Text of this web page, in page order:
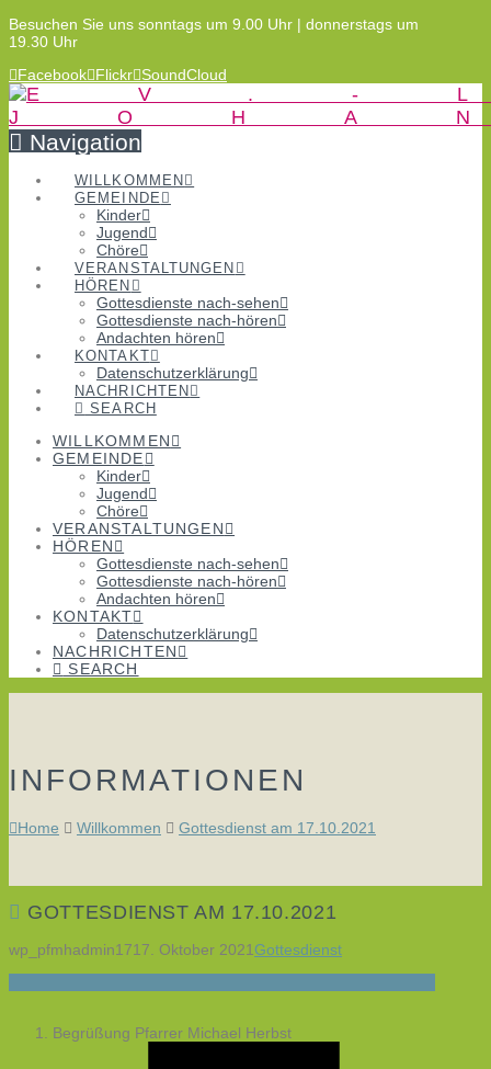
Besuchen Sie uns sonntags um 9.00 Uhr | donnerstags um
19.30 Uhr
Facebook Flickr SoundCloud
Navigation
WILLKOMMEN
GEMEINDE
Kinder
Jugend
Chöre
VERANSTALTUNGEN
HÖREN
Gottesdienste nach-sehen
Gottesdienste nach-hören
Andachten hören
KONTAKT
Datenschutzerklärung
NACHRICHTEN
SEARCH
WILLKOMMEN
GEMEINDE
Kinder
Jugend
Chöre
VERANSTALTUNGEN
HÖREN
Gottesdienste nach-sehen
Gottesdienste nach-hören
Andachten hören
KONTAKT
Datenschutzerklärung
NACHRICHTEN
SEARCH
INFORMATIONEN
Home Willkommen Gottesdienst am 17.10.2021
GOTTESDIENST AM 17.10.2021
wp_pfmhadmin1717. Oktober 2021Gottesdienst
Begrüßung Pfarrer Michael Herbst